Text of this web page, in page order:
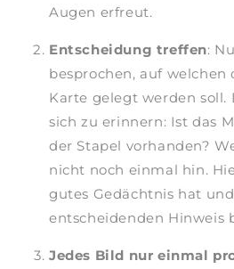
Augen erfreut.
Entscheidung treffen:
besprochen, auf welchen
Karte gelegt werden soll.
sich zu erinnern: Ist das
der Stapel vorhanden?
nicht noch einmal hin.
gutes Gedächtnis hat
entscheidenden Hinweis
Jedes Bild nur einmal